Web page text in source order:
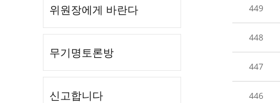
위원장에게 바란다
무기명토론방
신고합니다
449
448
447
446